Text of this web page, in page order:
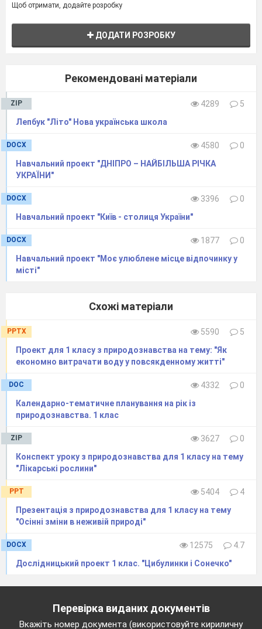
Щоб отримати, додайте розробку
ДОДАТИ РОЗРОБКУ
Рекомендовані матеріали
ZIP 4289
5
Лепбук "Літо" Нова українська школа
DOCX 4580
0
Навчальний проект "ДНІПРО – НАЙБІЛЬША РІЧКА
УКРАЇНИ"
DOCX 3396
0
Навчальний проект "Київ - столиця України"
DOCX 1877
0
Навчальний проект "Моє улюблене місце відпочинку у
місті"
Схожі матеріали
PPTX 5590
5
Проект для 1 класу з природознавства на тему: "Як
економно витрачати воду у повсякденному житті"
DOC 4332
0
Календарно-тематичне планування на рік із
природознавства. 1 клас
ZIP 3627
0
Конспект уроку з природознавства для 1 класу на тему
"Лікарські рослини"
PPT 5404
4
Презентація з природознавства для 1 класу на тему
"Осінні зміни в неживій природі"
DOCX 12575
4.7
​Дослідницький проект 1 клас. "Цибулинки і Сонечко"
Перевірка виданих документів
Вкажіть номер документа (використовуйте кириличну